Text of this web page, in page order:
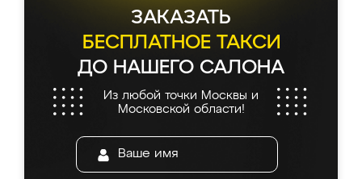
ЗАКАЗАТЬ
БЕСПЛАТНОЕ ТАКСИ
ДО НАШЕГО САЛОНА
Из любой точки Москвы и
Московской области!